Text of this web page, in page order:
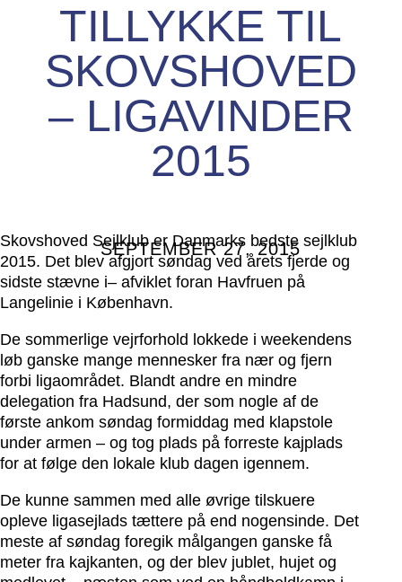
TILLYKKE TIL
SKOVSHOVED
– LIGAVINDER
2015
SEPTEMBER 27, 2015
Skovshoved Sejlklub er Danmarks bedste sejlklub
2015. Det blev afgjort søndag ved årets fjerde og
sidste stævne i– afviklet foran Havfruen på
Langelinie i København.
De sommerlige vejrforhold lokkede i weekendens
løb ganske mange mennesker fra nær og fjern
forbi ligaområdet. Blandt andre en mindre
delegation fra Hadsund, der som nogle af de
første ankom søndag formiddag med klapstole
under armen – og tog plads på forreste kajplads
for at følge den lokale klub dagen igennem.
De kunne sammen med alle øvrige tilskuere
opleve ligasejlads tættere på end nogensinde. Det
meste af søndag foregik målgangen ganske få
meter fra kajkanten, og der blev jublet, hujet og